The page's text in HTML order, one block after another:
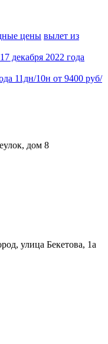
цены вылет из
декабря 2022 года
11дн/10н от 9400 руб/
дом 8
улица Бекетова, 1а